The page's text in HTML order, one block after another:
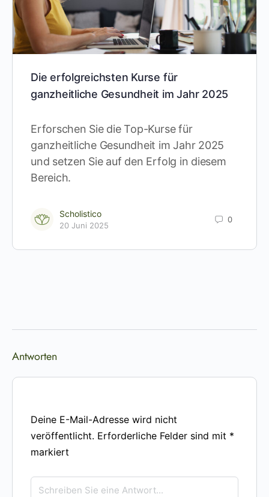
Die erfolgreichsten Kurse für
ganzheitliche Gesundheit im Jahr 2025
Erforschen Sie die Top-Kurse für
ganzheitliche Gesundheit im Jahr 2025
und setzen Sie auf den Erfolg in diesem
Bereich.
Scholistico
20 Juni 2025
0
Antworten
Deine E-Mail-Adresse wird nicht
veröffentlicht. Erforderliche Felder sind mit *
markiert